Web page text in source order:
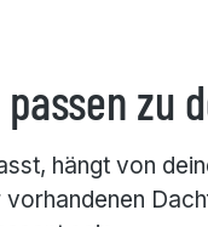
zu
hängt von